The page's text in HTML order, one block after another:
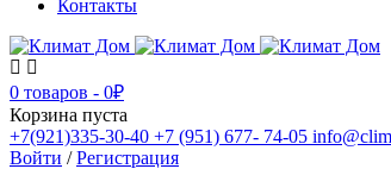
Контакты
0 товаров - 0₽
Корзина пуста
+7(921)335-30-40 +7 (951) 677- 74-05
Войти /Регистрация